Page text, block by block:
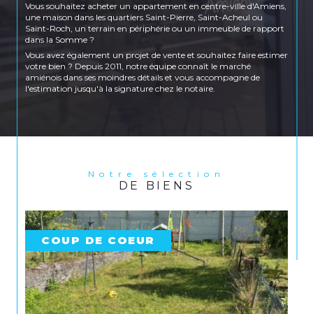
Vous souhaitez acheter un appartement en centre-ville d'Amiens,
une maison dans les quartiers Saint-Pierre, Saint-Acheul ou
Saint-Roch, un terrain en périphérie ou un immeuble de rapport
dans la Somme ?
Vous avez également un projet de vente et souhaitez faire estimer
votre bien ? Depuis 2011, notre équipe connaît le marché
amiénois dans ses moindres détails et vous accompagne de
l'estimation jusqu'à la signature chez le notaire.
Amiens et ses environs pour répondre à tous les profils et tous les
en charge la gestion locative complète de votre bien : recherche
de locataires, rédaction des baux, état des lieux, quittancement et
Nos agences à Amiens et Longueau
Retrouvez nos trois agences au cœur d'Amiens :
Agence transaction– 133 rue Saint-Honoré,
80000 Amiens
Notre sélection
DE BIENS
COUP DE COEUR